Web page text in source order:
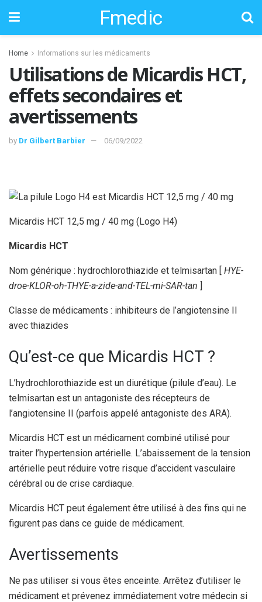
Fmedic
Home Informations sur les médicaments
Utilisations de Micardis HCT,
effets secondaires et
avertissements
by Dr Gilbert Barbier 06/09/2022
Micardis HCT 12,5 mg / 40 mg (Logo H4)
Micardis HCT
Nom générique : hydrochlorothiazide et telmisartan [ HYE-
droe-KLOR-oh-THYE-a-zide-and-TEL-mi-SAR-tan ]
Classe de médicaments : inhibiteurs de l’angiotensine II
avec thiazides
Qu’est-ce que Micardis HCT ?
L’hydrochlorothiazide est un diurétique (pilule d’eau). Le
telmisartan est un antagoniste des récepteurs de
l’angiotensine II (parfois appelé antagoniste des ARA).
Micardis HCT est un médicament combiné utilisé pour
traiter l’hypertension artérielle. L’abaissement de la tension
artérielle peut réduire votre risque d’accident vasculaire
cérébral ou de crise cardiaque.
Micardis HCT peut également être utilisé à des fins qui ne
figurent pas dans ce guide de médicament.
Avertissements
Ne pas utiliser si vous êtes enceinte. Arrêtez d’utiliser le
médicament et prévenez immédiatement votre médecin si